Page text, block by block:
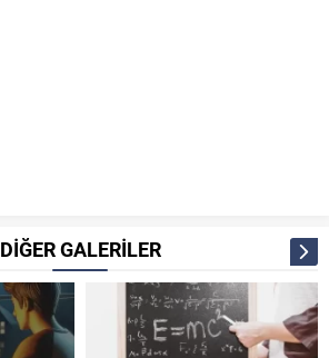
DİĞER GALERİLER